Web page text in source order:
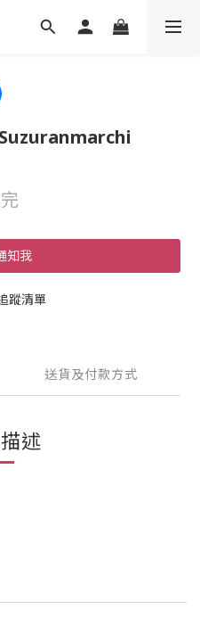
知我
蹤清單
送貨及付款方式
述